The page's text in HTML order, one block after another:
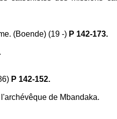
(Boende) (19 -) P 142-173.
P 142-152.
de Mbandaka.